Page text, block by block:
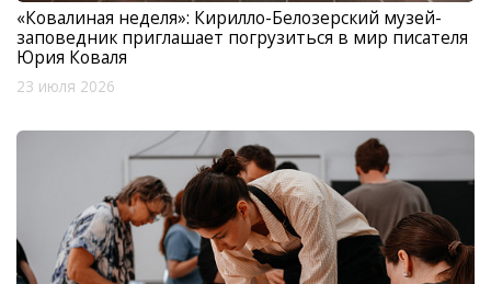
«Ковалиная неделя»: Кирилло-Белозерский музей-
заповедник приглашает погрузиться в мир писателя
Юрия Коваля
23 июля 2026